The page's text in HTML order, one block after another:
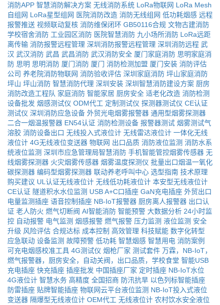
消防APP 智慧消防解决方案 无线消防系统 LoRa物联网 LoRa Mesh
自组网 LoRa星型组网 医院消防改造 消防无线组网 低功耗烟感 远程
报警推送 视频联动复核 消防维保闭环 GB50116合规 文物古建消防
学校宿舍消防 工业园区消防 医院智慧消防 九小场所消防 LoRa远距
离传输 消防报警远程管理 深圳消防报警远程管理 深圳消防远程 武
汉 武汉消防 武昌 武昌消防 武汉消防安全 厦门家庭消防 思明家庭消
防 思明 思明消防 厦门消防 厦门 消防检测加盟 厦门安装 消防评估
公司 养老院消防物联网 消防验收评估 深圳家庭消防 坪山家庭消防
坪山 坪山消防 智慧消防代理 深圳安装 深圳智慧消防建设方案 厨房
消防改造工程队 家庭消防 智能家居 厨房安全 适老化改造 消防检测
设备批发 烟感测试仪 ODM代工 定制测试仪 探测器测试仪 CE认证
测试仪 深圳消防应急设备 外贸光电烟雾报警器 通用型烟雾探测器
二合一烟温报警器 EN54认证 消防检测设备 报警器测试 烟雾测试气
溶胶 消防设备出口 无线投入式液位计 无线雷达液位计 一体化无线
液位计 4G无线液位变送器 物联网 出口品质 消防液位监测 消防水系
统液位监测 深圳市应急管理局智慧消防 手机智能管控烟雾传感器 无
线烟雾探测器 火灾烟雾传感器 烟雾温度探测仪 批量出口烟温一氧化
碳探测器 编码型烟雾探测器 联动养老呼叫中心 选型指南 技术原理
购买建议 UL认证无线液位计 无线低功耗液位计 本安型无线液位计
CE认证 隧道积水水位监测 USB A+C口插座 GaN充电插座 外贸出口
电量监测插座 语音控制插座 NB-IoT报警器 厨房离人报警器 出口认
证 老人防火 燃气切断阀 AI智能消防 智能预警 大数据分析 24小时监
控 自动报警 电气监测 烟感报警 燃气报警 压力监测 液位监测 安全
升级 风险评估 合规达标 成本控制 高效管理 科技赋能 数字化转型
应急联动 设备监测 故障预警 低功耗 智慧烟感 智慧用电 消防案例
可充电烟感校准工具 4G测试仪 烟枪厂家 测试套件 万霖，NB-IoT，
燃气报警器，厨房安全，自动关阀，出口品质，学校食堂 智能USB
充电插座 快充插座 插座批发 中国插座厂家 定时插座 NB-IoT水位
4G液位计 智慧水务 高精度 全国招商 防汛抗旱 以色列标智能插座
防雷插座 贴牌智能插座 物联网云平台液位监测 NB-IoT投入式液位
变送器 隔爆型无线液位计 OEM代工 无线液位计 农村饮水安全液位